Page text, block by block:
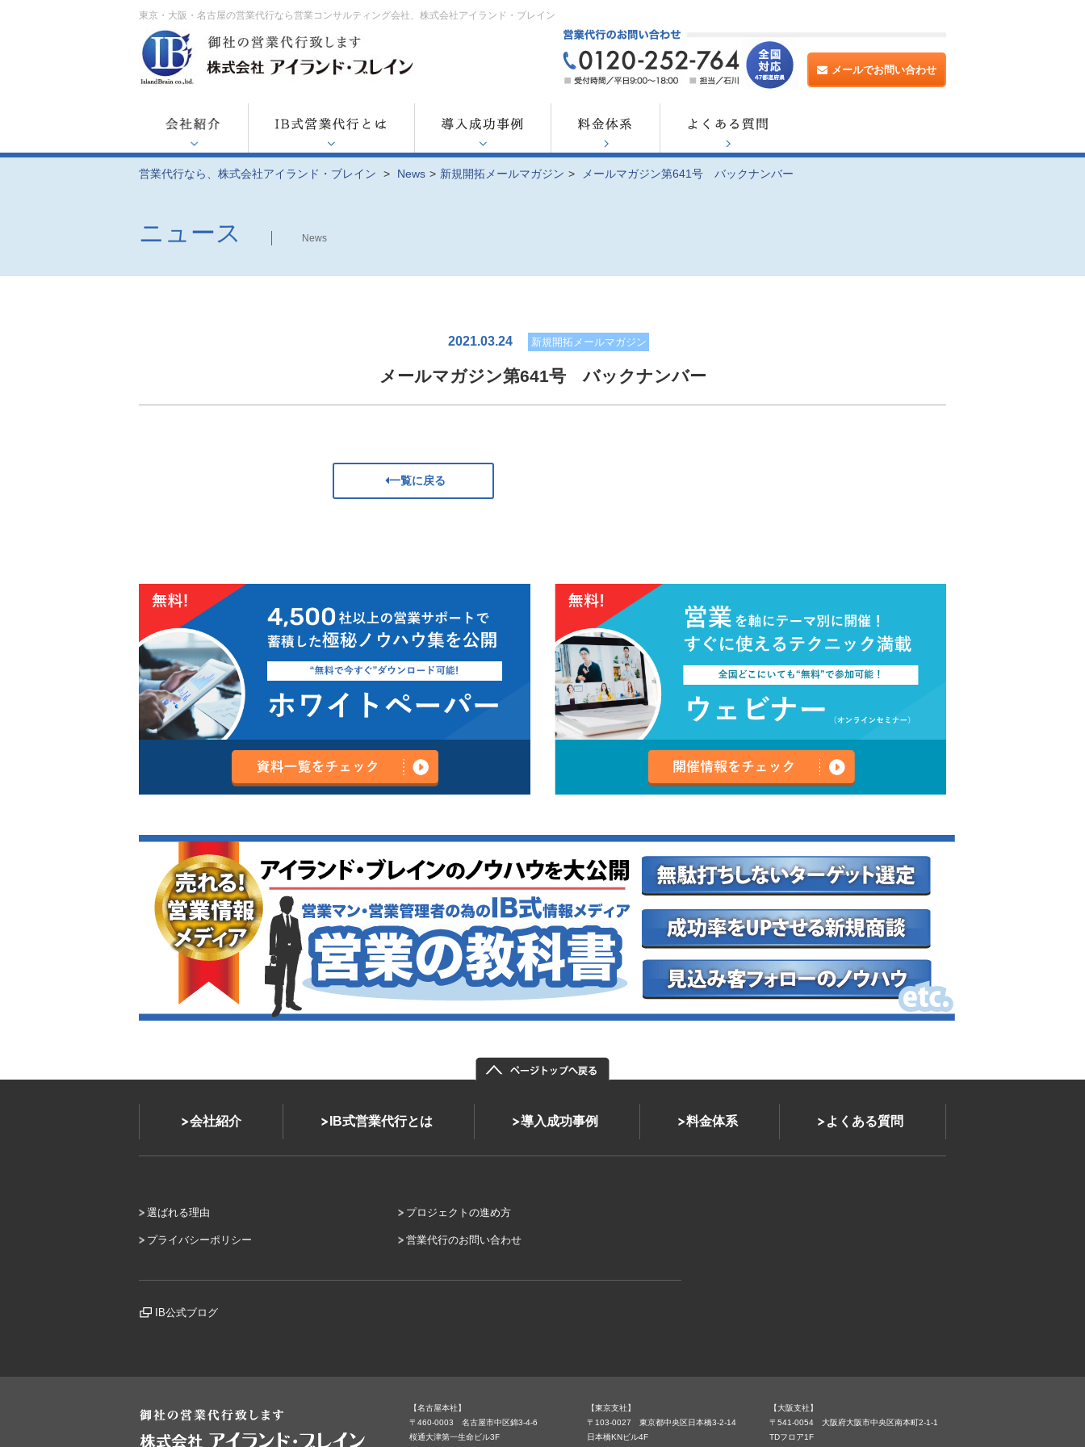
東京・大阪・名古屋の営業代行なら営業コンサルティング会社、株式会社アイランド・ブレイン
メールでお問い合わせ
営業代行なら、株式会社アイランド・ブレイン > News > 新規開拓メールマガジン > メールマガジン第641号 バックナンバー
ニュース News
2021.03.24 新規開拓メールマガジン
メールマガジン第641号 バックナンバー
一覧に戻る
会社紹介 IB式営業代行とは 導入成功事例 料金体系 よくある質問
選ばれる理由 プロジェクトの進め方
プライバシーポリシー 営業代行のお問い合わせ
IB公式ブログ
【名古屋本社】
〒460-0003 名古屋市中区錦3-4-6
桜通大津第一生命ビル3F
【東京支社】
〒103-0027 東京都中央区日本橋3-2-14
日本橋KNビル4F
【大阪支社】
〒541-0054 大阪府大阪市中央区南本町2-1-1
TDフロア1F